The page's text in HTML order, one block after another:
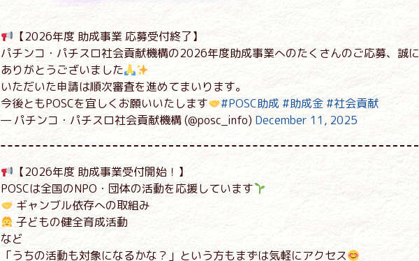
【2026年度 助成事業 応募受付終了】
パチンコ・パチスロ社会貢献機構の2026年度助成事業へのたくさんのご応募、誠に
ありがとうございました
いただいた申請は順次審査を進めてまいります。
今後ともPOSCを宜しくお願いいたします
#POSC助成 #助成金 #社会貢献
— パチンコ・パチスロ社会貢献機構 (@posc_info) December 11, 2025
【2026年度 助成事業受付開始！】
POSCは全国のNPO・団体の活動を応援しています
ギャンブル依存への取組み
子どもの健全育成活動
など
「うちの活動も対象になるかな？」という方もまずは気軽にアクセス